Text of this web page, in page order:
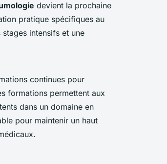
devient la prochaine
pratique spécifiques au
intensifs et une
continues pour
formations permettent aux
dans un domaine en
pour maintenir un haut